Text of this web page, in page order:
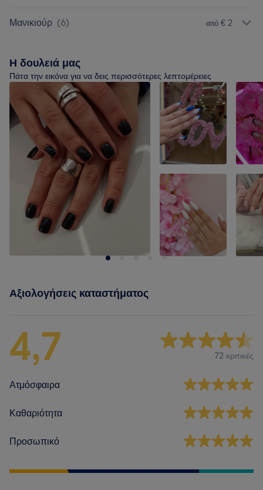
Μανικιούρ (6) από € 2
Η δουλειά μας
Πάτα την εικόνα για να δεις περισσότερες λεπτομέρειες
Αξιολογήσεις καταστήματος
4,7 72 κριτικές
Ατμόσφαιρα
Καθαριότητα
Προσωπικό